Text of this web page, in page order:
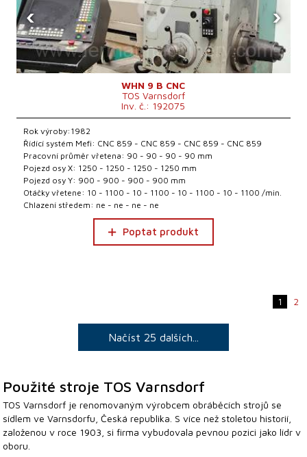
‹ ›
WHN 9 B CNC
TOS Varnsdorf
Inv. č.: 192075
Rok výroby:1982
Řídící systém Mefi: CNC 859 - CNC 859 - CNC 859 - CNC 859
Pracovní průměr vřetena: 90 - 90 - 90 - 90 mm
Pojezd osy X: 1250 - 1250 - 1250 - 1250 mm
Pojezd osy Y: 900 - 900 - 900 - 900 mm
Otáčky vřetene: 10 - 1100 - 10 - 1100 - 10 - 1100 - 10 - 1100 /min.
Chlazení středem: ne - ne - ne - ne
Poptat produkt
1 2
Načíst 25 dalších...
Použité stroje TOS Varnsdorf
TOS Varnsdorf je renomovaným výrobcem obráběcích strojů se
sídlem ve Varnsdorfu, Česká republika. S více než stoletou historií,
založenou v roce 1903, si firma vybudovala pevnou pozici jako lídr v
oboru.